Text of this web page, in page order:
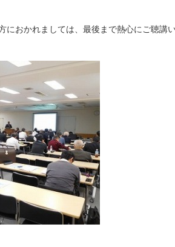
におかれましては、最後まで熱心にご聴講